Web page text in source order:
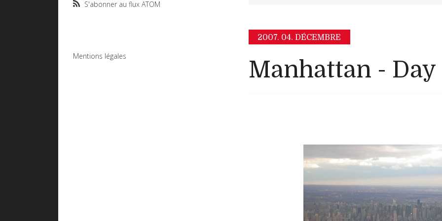
S'abonner au flux ATOM
Mentions légales
2007. 04. DÉCEMBRE
Manhattan - Day